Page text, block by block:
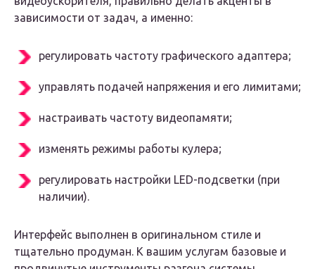
зависимости от задач, а именно:
регулировать частоту графического адаптера;
управлять подачей напряжения и его лимитами;
настраивать частоту видеопамяти;
изменять режимы работы кулера;
регулировать настройки LED-подсветки (при
наличии).
Интерфейс выполнен в оригинальном стиле и
тщательно продуман. К вашим услугам базовые и